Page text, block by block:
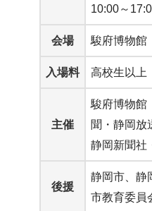
10:00～
会場 駿府博物館
入場料 高校生以
主催
駿府博物館
聞・静岡放
静岡新聞社
後援
静岡市、静
市教育委員